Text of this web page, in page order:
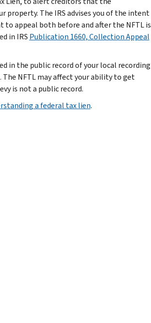
property. The IRS advises you of the intent
to appeal both before and after the NFTL is
in IRS Publication 1660, Collection Appeal
in the public record of your local recording
NFTL may affect your ability to get
is not a public record.
a federal tax lien.